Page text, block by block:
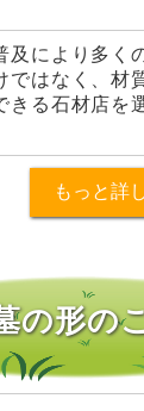
及により多く
ではなく、材
きる石材店を
もっと詳
の形の